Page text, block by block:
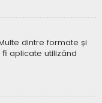
dintre formate și
aplicate utilizând